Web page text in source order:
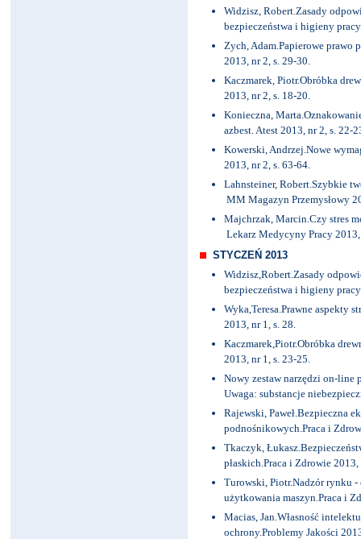
Widzisz, Robert.Zasady
bezpieczeństwa i higieny
Zych, Adam.Papierowe prawo
2013, nr 2, s. 29-30.
Kaczmarek, Piotr.Obróbka
2013, nr 2, s. 18-20.
Konieczna,
azbest. Atest 2013, nr 2, s. 22-
Kowerski, Andrzej.Nowe
2013, nr 2, s. 63-64.
Lahnsteiner, Robert.Szybkie
MM Magazyn Przemysłowy
Majchrzak, Marcin.Czy stres
Lekarz Medycyny Pracy 2013,
STYCZEŃ 2013
Widzisz,Robert.Zasady
bezpieczeństwa i higieny
Wyka,Teresa.Prawne aspekty
2013, nr 1, s. 28.
Kaczmarek,Piotr.Obróbka
2013, nr 1, s. 23-25.
Nowy zestaw narzędzi on-line
Uwaga: substancje
Rajewski, Paweł.Bezpieczna
podnośnikowych.Praca i
Tkaczyk,
płaskich.Praca i Zdrowie 2013,
Turowski, Piotr.Nadzór rynku -
użytkowania maszyn.Praca i
Macias, Jan.Własność
ochrony.Problemy Jakości